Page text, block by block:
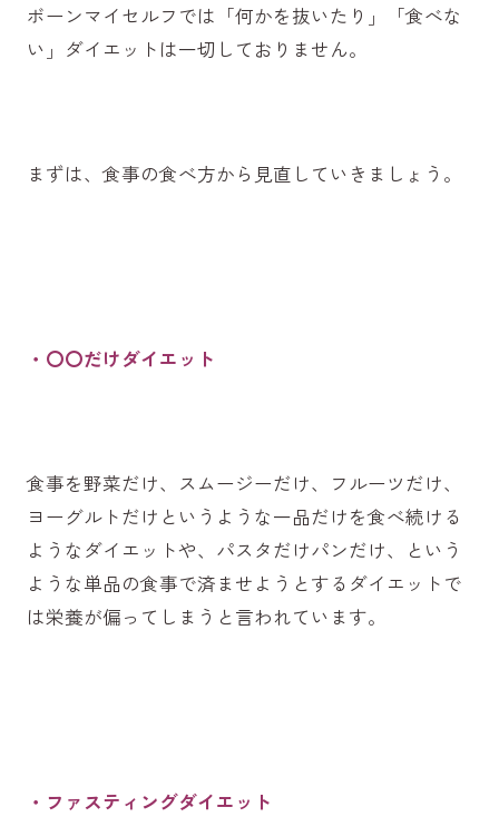
ボーンマイセルフでは「何かを抜いたり」「食べな
い」ダイエットは一切しておりません。
まずは、食事の食べ方から見直していきましょう。
・〇〇だけダイエット
食事を野菜だけ、スムージーだけ、フルーツだけ、
ヨーグルトだけというような一品だけを食べ続ける
ようなダイエットや、パスタだけパンだけ、という
ような単品の食事で済ませようとするダイエットで
は栄養が偏ってしまうと言われています。
・ファスティングダイエット